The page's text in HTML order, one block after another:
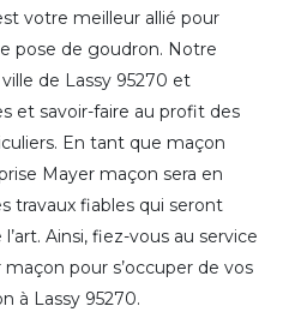
votre meilleur allié pour
pose de goudron. Notre
de Lassy 95270 et
et savoir-faire au profit des
En tant que maçon
Mayer maçon sera en
travaux fiables qui seront
Ainsi, fiez-vous au service
pour s’occuper de vos
à Lassy 95270.